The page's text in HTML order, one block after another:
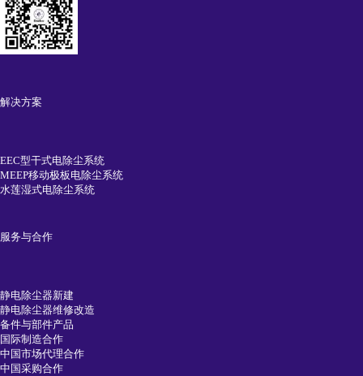
解决方案
EEC型干式电除尘系统
MEEP移动极板电除尘系统
水莲湿式电除尘系统
服务与合作
静电除尘器新建
静电除尘器维修改造
备件与部件产品
国际制造合作
中国市场代理合作
中国采购合作